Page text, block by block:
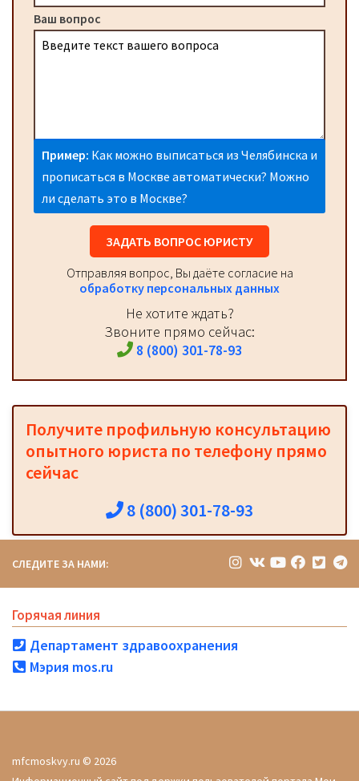
Ваш вопрос
Пример: Как можно выписаться из Челябинска и
прописаться в Москве автоматически? Можно
ли сделать это в Москве?
ЗАДАТЬ ВОПРОС ЮРИСТУ
Отправляя вопрос, Вы даёте согласие на
обработку персональных данных
Не хотите ждать?
Звоните прямо сейчас:
8 (800) 301-78-93
Получите профильную консультацию
опытного юриста по телефону прямо
сейчас
8 (800) 301-78-93
СЛЕДИТЕ ЗА НАМИ:
Горячая линия
Департамент здравоохранения
Мэрия mos.ru
mfcmoskvy.ru © 2026